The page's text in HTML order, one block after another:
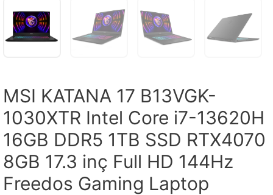
MSI KATANA 17 B13VGK-
1030XTR Intel Core i7-13620H
16GB DDR5 1TB SSD RTX4070
8GB 17.3 inç Full HD 144Hz
Freedos Gaming Laptop